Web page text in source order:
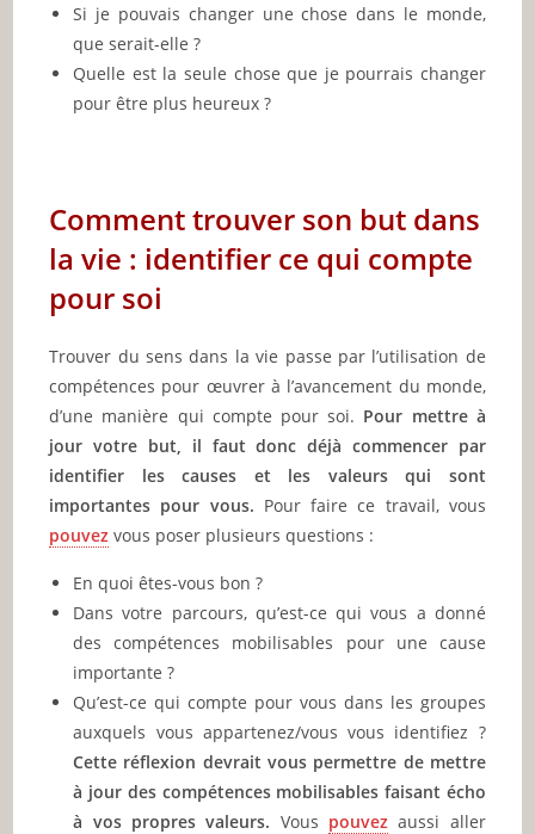
Si je pouvais changer une chose dans le monde,
que serait-elle ?
Quelle est la seule chose que je pourrais changer
pour être plus heureux ?
Comment trouver son but dans
la vie : identifier ce qui compte
pour soi
Trouver du sens dans la vie passe par l’utilisation de
compétences pour œuvrer à l’avancement du monde,
d’une manière qui compte pour soi. Pour mettre à
jour votre but, il faut donc déjà commencer par
identifier les causes et les valeurs qui sont
importantes pour vous. Pour faire ce travail, vous
pouvez vous poser plusieurs questions :
En quoi êtes-vous bon ?
Dans votre parcours, qu’est-ce qui vous a donné
des compétences mobilisables pour une cause
importante ?
Qu’est-ce qui compte pour vous dans les groupes
auxquels vous appartenez/vous vous identifiez ?
Cette réflexion devrait vous permettre de mettre
à jour des compétences mobilisables faisant écho
à vos propres valeurs. Vous pouvez aussi aller